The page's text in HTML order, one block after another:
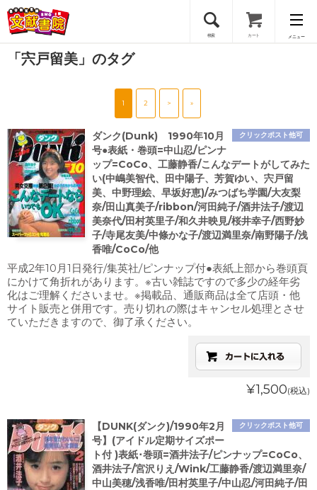
検索 カート メニュー
会員登録
「宍戸留美」のタグ
1 2 > »
クリックポスト他可
ダンク(Dunk) 1990年10月
号●表紙・巻頭=中山忍/ピンナ
ップ=CoCo、工藤静香/こんなデートがしてみた
い(中嶋美智代、田中陽子、芳賀ゆい、宍戸留
美、中野理絵、早坂好恵)/みつばち学園/大友梨
奈/田山真美子/ribbon/河田純子/酒井法子/渡辺
美奈代/田村英里子/和久井映見/桜井幸子/西野妙
子/寺尾友美/中條かな子/渡辺満里奈/南野陽子/浅
香唯/CoCo/他
平成2年10月1日発行/集英社/ピンナップ付●表紙上部から巻頭頁
にかけて角折れがあります。※古い雑誌ですので多少の経年劣
化はご理解くださいませ。※掲載品、通販商品は全て店頭・他
サイト販売と併用です。売り切れの際はキャンセル処理とさせ
ていただきますので、御了承ください。
¥1,500(税込)
クリックポスト他可
【DUNK(ダンク)/1990年2月
号】(アイドル定期サイズポー
ト付 )表紙･巻頭=酒井法子/ピンナップ=CoCo、
酒井法子/宮沢りえ/Wink/工藤静香/渡辺満里奈/
中山美穂/浅香唯/田村英里子/中山忍/河田純子/田